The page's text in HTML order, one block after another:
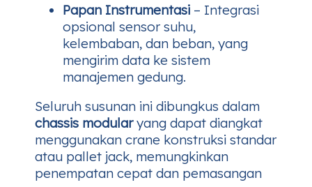
Papan Instrumentasi – Integrasi
opsional sensor suhu,
kelembaban, dan beban, yang
mengirim data ke sistem
manajemen gedung.
Seluruh susunan ini dibungkus dalam
chassis modularyang dapat diangkat
menggunakan crane konstruksi standar
atau pallet jack, memungkinkan
penempatan cepat dan pemasangan